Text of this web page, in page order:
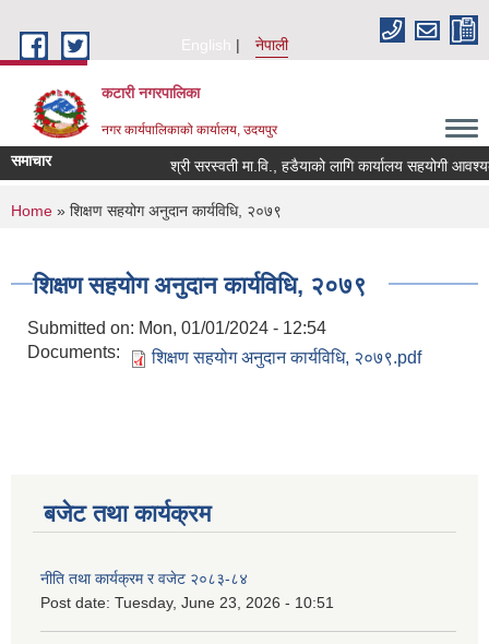
English
नेपाली
कटारी नगरपालिका
नगर कार्यपालिकाको कार्यालय, उदयपुर
समाचार श्री सरस्वती मा.वि., हडैयाको लागि कार्यालय सहयोगी
You are here
Home » शिक्षण सहयोग अनुदान कार्यविधि, २०७९
शिक्षण सहयोग अनुदान कार्यविधि, २०७९
Submitted on: Mon, 01/01/2024 - 12:54
Documents:
शिक्षण सहयोग अनुदान कार्यविधि, २०७९.pdf
बजेट तथा कार्यक्रम
नीति तथा कार्यक्रम र वजेट २०८३-८४
Post date: Tuesday, June 23, 2026 - 10:51